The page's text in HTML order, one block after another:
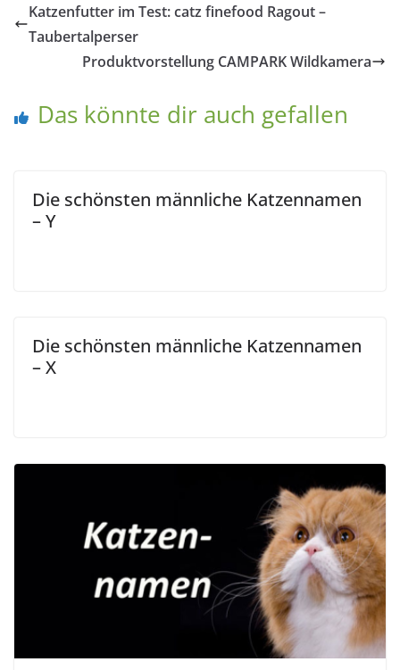
Katzenfutter im Test: catz finefood Ragout –
Taubertalperser
Produktvorstellung CAMPARK Wildkamera
Das könnte dir auch gefallen
Die schönsten männliche Katzennamen
– Y
Die schönsten männliche Katzennamen
– X